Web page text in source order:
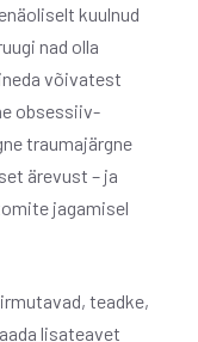
kuulnud
nad olla
võivatest
obsessiiv-
traumajärgne
ärevust – ja
jagamisel
teadke,
lisateavet